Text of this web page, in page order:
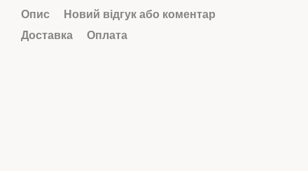
Опис
Новий відгук або коментар
Доставка
Оплата